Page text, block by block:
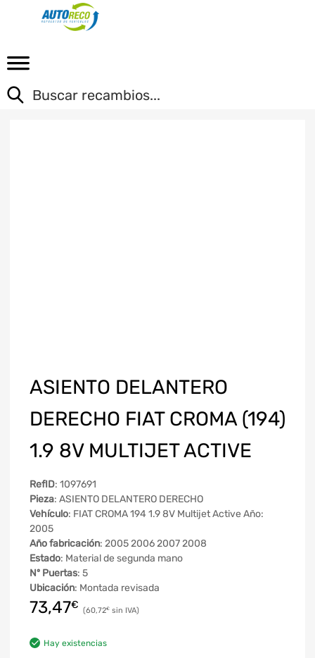
ASIENTO DELANTERO
DERECHO FIAT CROMA (194)
1.9 8V MULTIJET ACTIVE
RefID: 1097691
Pieza: ASIENTO DELANTERO DERECHO
Vehículo: FIAT CROMA 194 1.9 8V Multijet Active Año:
2005
Año fabricación: 2005 2006 2007 2008
Estado: Material de segunda mano
Nº Puertas: 5
Ubicación: Montada revisada
73,47€ 60,72€
Hay existencias